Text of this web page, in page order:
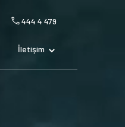
444 4 479
İletişim